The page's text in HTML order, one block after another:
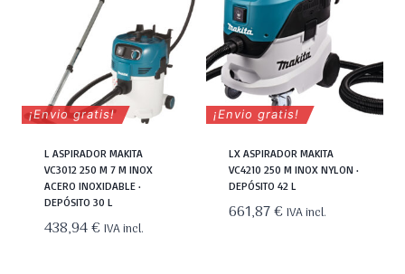
¡Envio gratis!
L ASPIRADOR MAKITA
VC3012 250 M 7 M INOX
ACERO INOXIDABLE ·
DEPÓSITO 30 L
438,94€ IVA incl.
¡Envio gratis!
LX ASPIRADOR MAKITA
VC4210 250 M INOX NYLON ·
DEPÓSITO 42 L
661,87€ IVA incl.